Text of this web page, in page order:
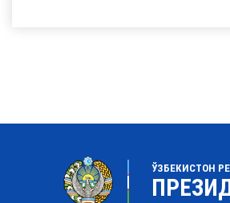
ЎЗБЕКИСТОН